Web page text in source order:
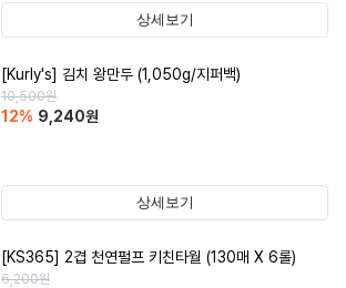
상세보기
[Kurly's] 김치 왕만두 (1,050g/지퍼백)
10,500원
12% 9,240원
상세보기
[KS365] 2겹 천연펄프 키친타월 (130매 X 6롤)
6,200원